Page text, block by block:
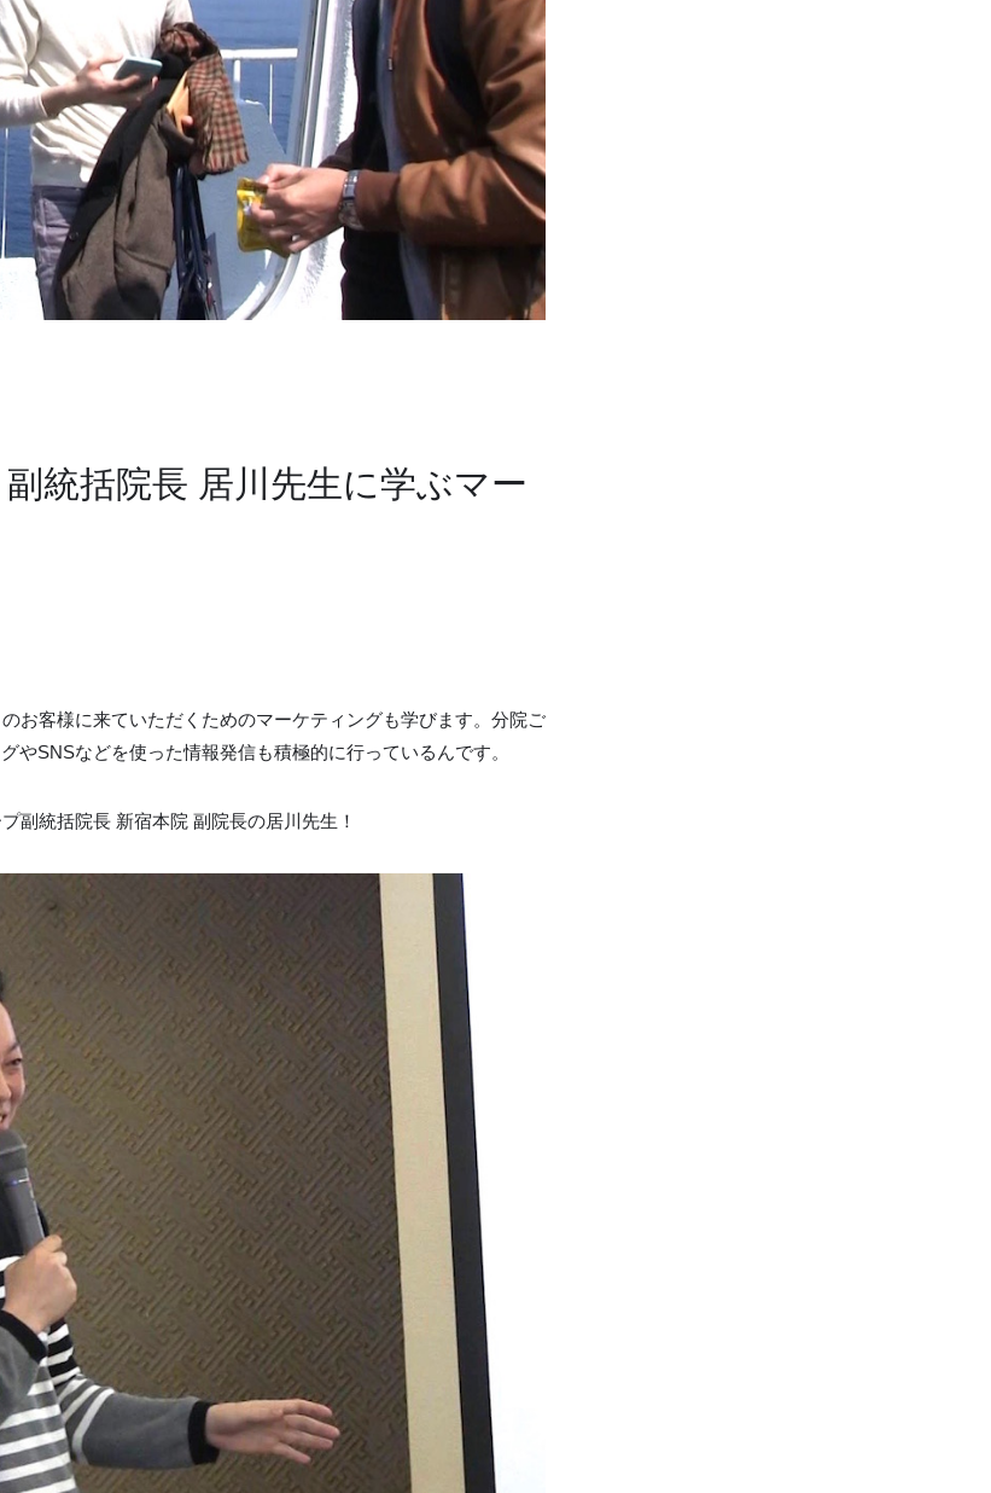
統括院長 居川先生に学ぶマー
お客様に来ていただくためのマーケティングも学びます。分院ご
やSNSなどを使った情報発信も積極的に行っているんです。
副統括院長 新宿本院 副院長の居川先生！